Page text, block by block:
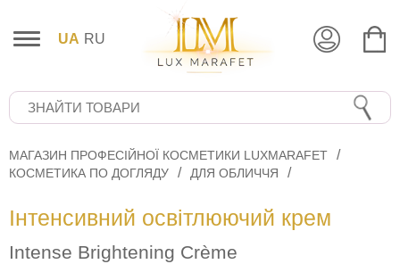
UA RU
МАГАЗИН ПРОФЕСІЙНОЇ КОСМЕТИКИ LUXMARAFET
КОСМЕТИКА ПО ДОГЛЯДУ
ДЛЯ ОБЛИЧЧЯ
Інтенсивний освітлюючий крем
Intense Brightening Crème